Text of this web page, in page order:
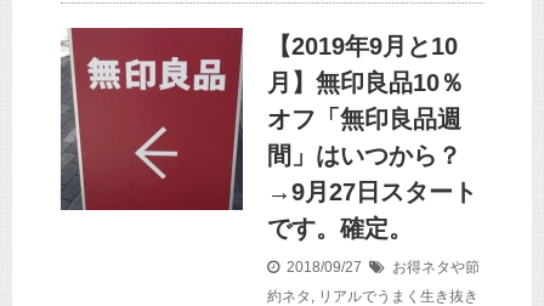
【2019年9月と10
月】無印良品10％
オフ「無印良品週
間」はいつから？
→9月27日スタート
です。確定。
2018/09/27
お得ネタや節
約ネタ , リアルでうまく生き抜き